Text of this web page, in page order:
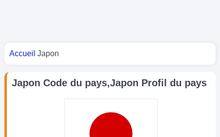
Vous êtes ici
Accueil Japon
Japon Code du pays,Japon Profil du pays